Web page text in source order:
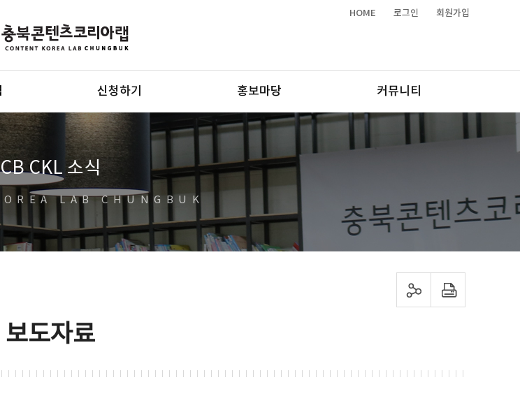
HOME 로그인 회원가입
신청하기 홍보마당 커뮤니티
CB CKL 소식
LAB CHUNGBUK
sns 공유하기 프린트하기
보도자료